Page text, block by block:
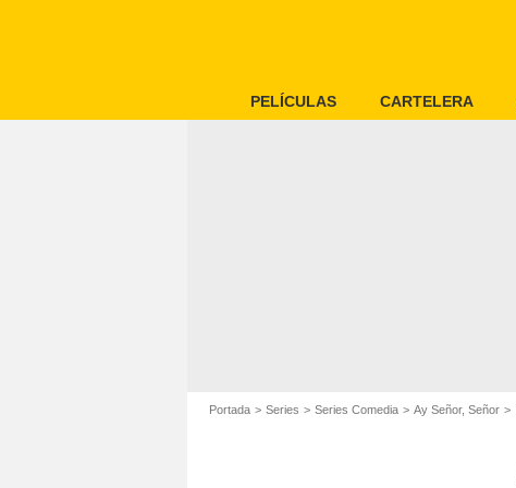
PELÍCULAS CARTELERA
Portada Series Series Comedia Ay Señor, Señor